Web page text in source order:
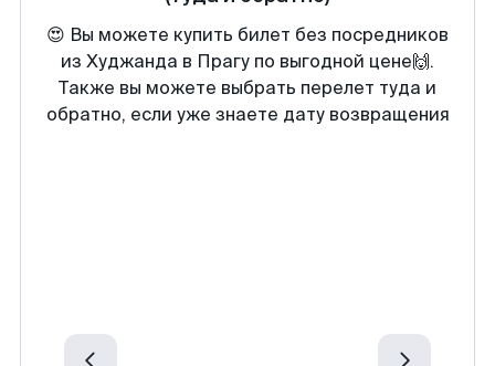
😍 Вы можете купить билет без посредников
из Худжанда в Прагу по выгодной цене🙌.
Также вы можете выбрать перелет туда и
обратно, если уже знаете дату возвращения